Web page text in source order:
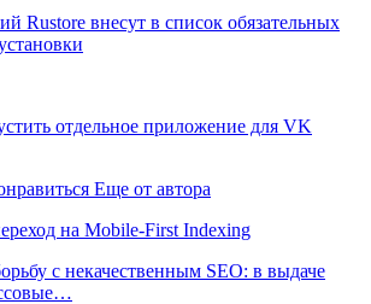
Rustore внесут в список обязательных
отдельное приложение для VK
Еще от автора
на Mobile-First Indexing
с некачественным SEO: в выдаче